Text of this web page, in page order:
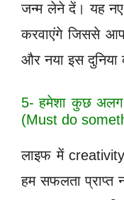
जन्म लेने दें। यह
करवाएंगे जिससे
और नया इस दुनिया
5- हमेशा कुछ अलग
(Must do
लाइफ में
हम सफलता प्राप्त